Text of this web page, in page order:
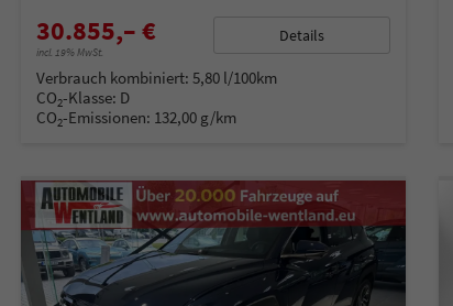
30.855,– €
incl. 19% MwSt.
Details
Verbrauch kombiniert: 5,80 l/100km
CO2-Klasse: D
CO2-Emissionen: 132,00 g/km